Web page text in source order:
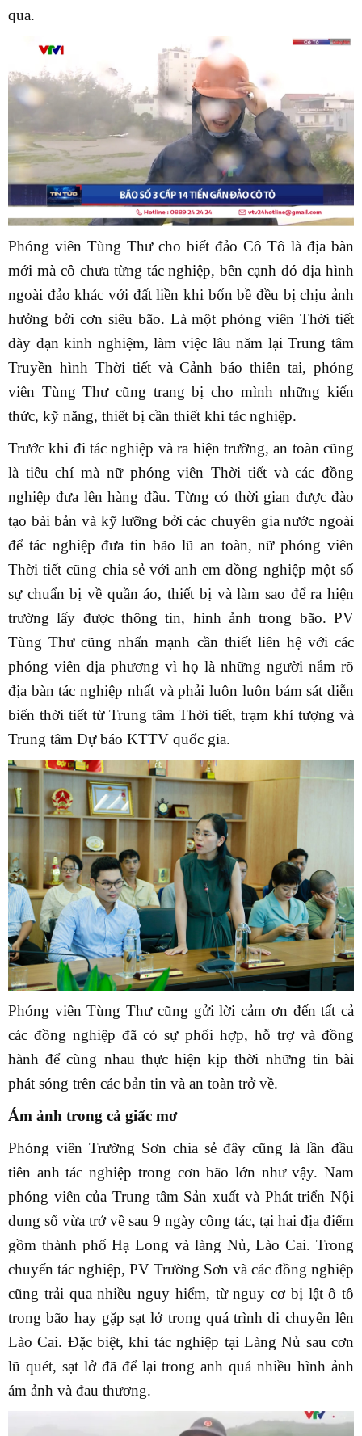
qua.
Phóng viên Tùng Thư cho biết đảo Cô Tô là địa bàn
mới mà cô chưa từng tác nghiệp, bên cạnh đó địa hình
ngoài đảo khác với đất liền khi bốn bề đều bị chịu ảnh
hưởng bởi cơn siêu bão. Là một phóng viên Thời tiết
dày dạn kinh nghiệm, làm việc lâu năm lại Trung tâm
Truyền hình Thời tiết và Cảnh báo thiên tai, phóng
viên Tùng Thư cũng trang bị cho mình những kiến
thức, kỹ năng, thiết bị cần thiết khi tác nghiệp.
Trước khi đi tác nghiệp và ra hiện trường, an toàn cũng
là tiêu chí mà nữ phóng viên Thời tiết và các đồng
nghiệp đưa lên hàng đầu. Từng có thời gian được đào
tạo bài bản và kỹ lưỡng bởi các chuyên gia nước ngoài
để tác nghiệp đưa tin bão lũ an toàn, nữ phóng viên
Thời tiết cũng chia sẻ với anh em đồng nghiệp một số
sự chuẩn bị về quần áo, thiết bị và làm sao để ra hiện
trường lấy được thông tin, hình ảnh trong bão. PV
Tùng Thư cũng nhấn mạnh cần thiết liên hệ với các
phóng viên địa phương vì họ là những người nắm rõ
địa bàn tác nghiệp nhất và phải luôn luôn bám sát diễn
biến thời tiết từ Trung tâm Thời tiết, trạm khí tượng và
Trung tâm Dự báo KTTV quốc gia.
Phóng viên Tùng Thư cũng gửi lời cảm ơn đến tất cả
các đồng nghiệp đã có sự phối hợp, hỗ trợ và đồng
hành để cùng nhau thực hiện kịp thời những tin bài
phát sóng trên các bản tin và an toàn trở về.
Ám ảnh trong cả giấc mơ
Phóng viên Trường Sơn chia sẻ đây cũng là lần đầu
tiên anh tác nghiệp trong cơn bão lớn như vậy. Nam
phóng viên của Trung tâm Sản xuất và Phát triển Nội
dung số vừa trở về sau 9 ngày công tác, tại hai địa điểm
gồm thành phố Hạ Long và làng Nủ, Lào Cai. Trong
chuyến tác nghiệp, PV Trường Sơn và các đồng nghiệp
cũng trải qua nhiều nguy hiểm, từ nguy cơ bị lật ô tô
trong bão hay gặp sạt lở trong quá trình di chuyển lên
Lào Cai. Đặc biệt, khi tác nghiệp tại Làng Nủ sau cơn
lũ quét, sạt lở đã để lại trong anh quá nhiều hình ảnh
ám ảnh và đau thương.